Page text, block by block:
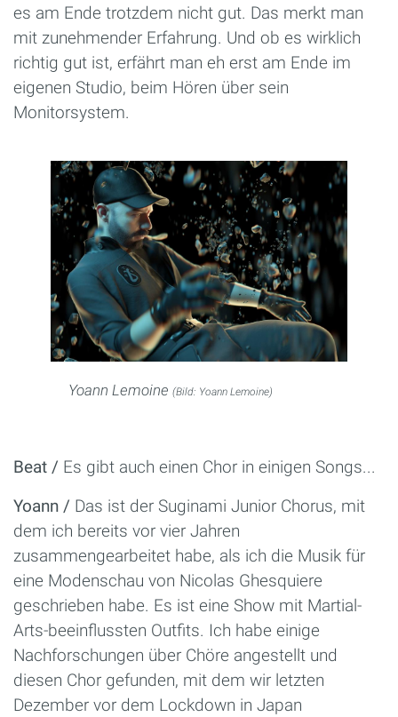
es am Ende trotzdem nicht gut. Das merkt man
mit zunehmender Erfahrung. Und ob es wirklich
richtig gut ist, erfährt man eh erst am Ende im
eigenen Studio, beim Hören über sein
Monitorsystem.
Yoann Lemoine (Bild: Yoann Lemoine)
Beat / Es gibt auch einen Chor in einigen Songs...
Yoann / Das ist der Suginami Junior Chorus, mit
dem ich bereits vor vier Jahren
zusammengearbeitet habe, als ich die Musik für
eine Modenschau von Nicolas Ghesquiere
geschrieben habe. Es ist eine Show mit Martial-
Arts-beeinflussten Outfits. Ich habe einige
Nachforschungen über Chöre angestellt und
diesen Chor gefunden, mit dem wir letzten
Dezember vor dem Lockdown in Japan